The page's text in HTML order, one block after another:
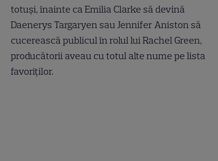
totuși, înainte ca Emilia Clarke să devină
Daenerys Targaryen sau Jennifer Aniston să
cucerească publicul în rolul lui Rachel Green,
producătorii aveau cu totul alte nume pe lista
favoriților.